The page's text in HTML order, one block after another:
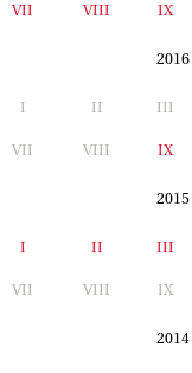
VII VIII IX
2016
I II III
VII VIII IX
2015
I II III
VII VIII IX
2014